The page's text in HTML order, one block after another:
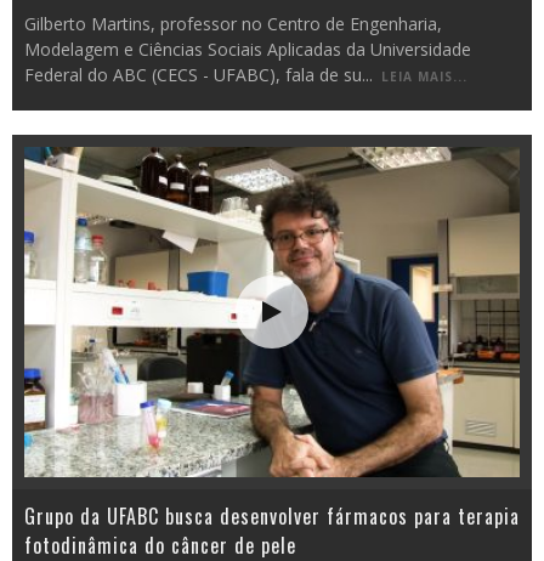
Gilberto Martins, professor no Centro de Engenharia,
Modelagem e Ciências Sociais Aplicadas da Universidade
Federal do ABC (CECS - UFABC), fala de su... LEIA MAIS...
Grupo da UFABC busca desenvolver fármacos para terapia
fotodinâmica do câncer de pele